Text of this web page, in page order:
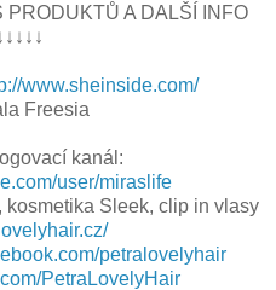
PRODUKTŮ A DALŠÍ INFO
www.sheinside.com/
Freesia
kanál:
user/miraslife
kosmetika Sleek, clip in vlasy
petralovelyhair
PetraLovelyHair